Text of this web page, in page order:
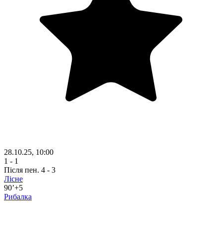
28.10.25, 10:00
1 - 1
Після пен. 4 - 3
Лісне
90’+5
Рибалка